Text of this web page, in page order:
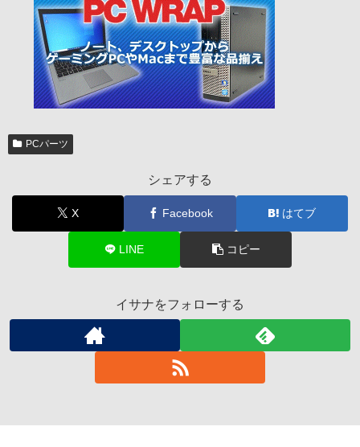
PCパーツ
シェアする
X Facebook はてブ
LINE コピー
イサナをフォローする